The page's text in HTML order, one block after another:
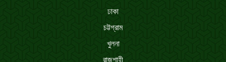
ঢাকা
চট্টগ্রাম
খুলনা
রাজশাহী